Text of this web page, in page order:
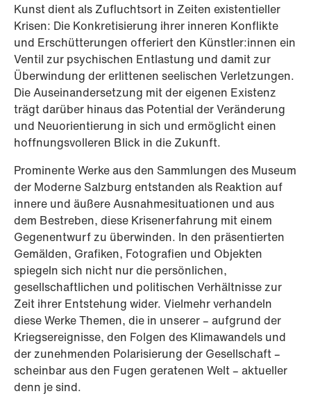
Kunst dient als Zufluchtsort in Zeiten existentieller
Krisen: Die Konkretisierung ihrer inneren Konflikte
und Erschütterungen offeriert den Künstler:innen ein
Ventil zur psychischen Entlastung und damit zur
Überwindung der erlittenen seelischen Verletzungen.
Die Auseinandersetzung mit der eigenen Existenz
trägt darüber hinaus das Potential der Veränderung
und Neuorientierung in sich und ermöglicht einen
hoffnungsvolleren Blick in die Zukunft.
Prominente Werke aus den Sammlungen des Museum
der Moderne Salzburg entstanden als Reaktion auf
innere und äußere Ausnahmesituationen und aus
dem Bestreben, diese Krisenerfahrung mit einem
Gegenentwurf zu überwinden. In den präsentierten
Gemälden, Grafiken, Fotografien und Objekten
spiegeln sich nicht nur die persönlichen,
gesellschaftlichen und politischen Verhältnisse zur
Zeit ihrer Entstehung wider. Vielmehr verhandeln
diese Werke Themen, die in unserer – aufgrund der
Kriegsereignisse, den Folgen des Klimawandels und
der zunehmenden Polarisierung der Gesellschaft –
scheinbar aus den Fugen geratenen Welt – aktueller
denn je sind.